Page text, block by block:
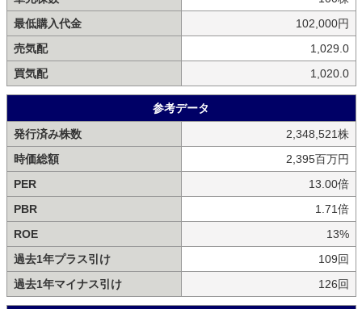
最低購入代金
102,000円
売気配
1,029.0
買気配
1,020.0
参考データ
発行済み株数
2,348,521株
時価総額
2,395百万円
PER
13.00倍
PBR
1.71倍
ROE
13%
過去1年プラス引け
109回
過去1年マイナス引け
126回